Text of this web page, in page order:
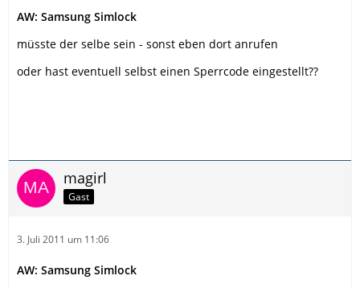
AW: Samsung Simlock
müsste der selbe sein - sonst eben dort anrufen
oder hast eventuell selbst einen Sperrcode eingestellt??
magirl
Gast
3. Juli 2011 um 11:06
AW: Samsung Simlock